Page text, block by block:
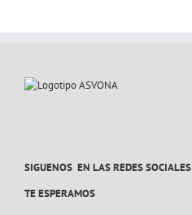
SIGUENOS EN LAS REDES SOCIALES
TE ESPERAMOS